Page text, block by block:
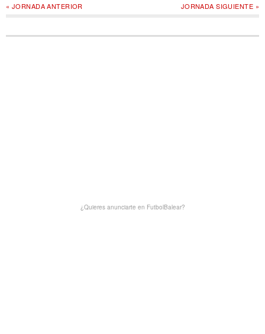
JORNADA SIGUIENTE »
« JORNADA ANTERIOR
¿Quieres anunciarte en FutbolBalear?